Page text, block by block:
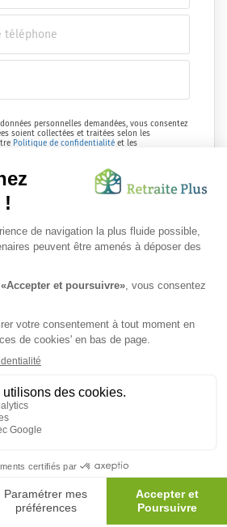
personnelles demandées, vous consentez
soient collectées et traitées selon les
Politique de confidentialité et les
ma demande
de la liste d'opposition au
Inscription sur
SUR :
Presse
Inscription sur
- Tous droits réservés - Plan du site